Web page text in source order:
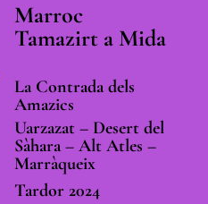
Marroc
Tamazirt a Mida
La Contrada dels
Amazics
Uarzazat – Desert del
Sàhara – Alt Atles –
Marràqueix
Tardor 2024